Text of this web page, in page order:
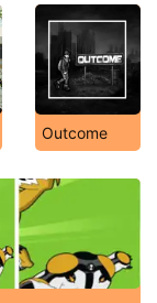
Outcome